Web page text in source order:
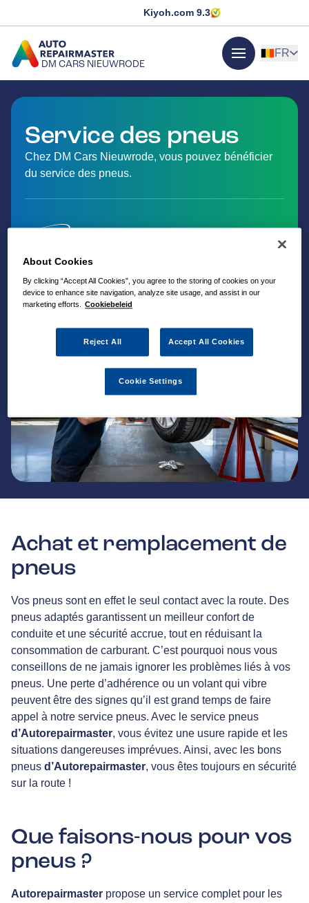
Kiyoh.com 9.3
DM CARS NIEUWRODE menu
FR
Service des pneus
Chez DM Cars Nieuwrode, vous pouvez bénéficier
du service des pneus.
Achat et remplacement de
pneus
Vos pneus sont en effet le seul contact avec la route. Des
pneus adaptés garantissent un meilleur confort de
conduite et une sécurité accrue, tout en réduisant la
consommation de carburant. C’est pourquoi nous vous
conseillons de ne jamais ignorer les problèmes liés à vos
pneus. Une perte d’adhérence ou un volant qui vibre
peuvent être des signes qu’il est grand temps de faire
appel à notre service pneus. Avec le service pneus
d’Autorepairmaster, vous évitez une usure rapide et les
situations dangereuses imprévues. Ainsi, avec les bons
pneus d’Autorepairmaster, vous êtes toujours en sécurité
sur la route !
Que faisons-nous pour vos
pneus ?
Autorepairmaster propose un service complet pour les
About Cookies
By clicking “Accept All Cookies”, you agree to the storing of cookies on your
device to enhance site navigation, analyze site usage, and assist in our
marketing efforts.
Cookiebeleid
Reject All Accept All Cookies
Cookie Settings